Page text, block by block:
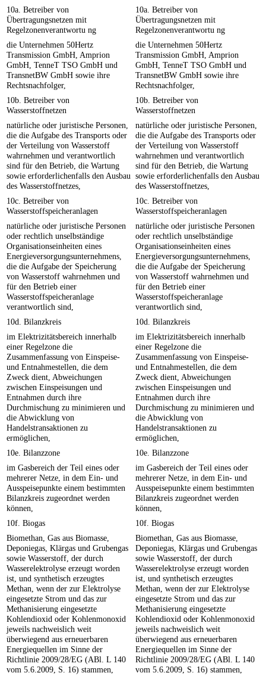
10a. Betreiber von
Übertragungsnetzen mit
Regelzonenverantwortu ng
10a. Betreiber von
Übertragungsnetzen mit
Regelzonenverantwortu ng
die Unternehmen 50Hertz
Transmission GmbH, Amprion
GmbH, TenneT TSO GmbH und
TransnetBW GmbH sowie ihre
Rechtsnachfolger,
die Unternehmen 50Hertz
Transmission GmbH, Amprion
GmbH, TenneT TSO GmbH und
TransnetBW GmbH sowie ihre
Rechtsnachfolger,
10b. Betreiber von
Wasserstoffnetzen
10b. Betreiber von
Wasserstoffnetzen
natürliche oder juristische Personen,
die die Aufgabe des Transports oder
der Verteilung von Wasserstoff
wahrnehmen und verantwortlich
sind für den Betrieb, die Wartung
sowie erforderlichenfalls den Ausbau
des Wasserstoffnetzes,
natürliche oder juristische Personen,
die die Aufgabe des Transports oder
der Verteilung von Wasserstoff
wahrnehmen und verantwortlich
sind für den Betrieb, die Wartung
sowie erforderlichenfalls den Ausbau
des Wasserstoffnetzes,
10c. Betreiber von
Wasserstoffspeicheranlagen
10c. Betreiber von
Wasserstoffspeicheranlagen
natürliche oder juristische Personen
oder rechtlich unselbständige
Organisationseinheiten eines
Energieversorgungsunternehmens,
die die Aufgabe der Speicherung
von Wasserstoff wahrnehmen und
für den Betrieb einer
Wasserstoffspeicheranlage
verantwortlich sind,
natürliche oder juristische Personen
oder rechtlich unselbständige
Organisationseinheiten eines
Energieversorgungsunternehmens,
die die Aufgabe der Speicherung
von Wasserstoff wahrnehmen und
für den Betrieb einer
Wasserstoffspeicheranlage
verantwortlich sind,
10d. Bilanzkreis
10d. Bilanzkreis
im Elektrizitätsbereich innerhalb
einer Regelzone die
Zusammenfassung von Einspeise-
und Entnahmestellen, die dem
Zweck dient, Abweichungen
zwischen Einspeisungen und
Entnahmen durch ihre
Durchmischung zu minimieren und
die Abwicklung von
Handelstransaktionen zu
ermöglichen,
im Elektrizitätsbereich innerhalb
einer Regelzone die
Zusammenfassung von Einspeise-
und Entnahmestellen, die dem
Zweck dient, Abweichungen
zwischen Einspeisungen und
Entnahmen durch ihre
Durchmischung zu minimieren und
die Abwicklung von
Handelstransaktionen zu
ermöglichen,
10e. Bilanzzone
10e. Bilanzzone
im Gasbereich der Teil eines oder
mehrerer Netze, in dem Ein- und
Ausspeisepunkte einem bestimmten
Bilanzkreis zugeordnet werden
können,
im Gasbereich der Teil eines oder
mehrerer Netze, in dem Ein- und
Ausspeisepunkte einem bestimmten
Bilanzkreis zugeordnet werden
können,
10f. Biogas
10f. Biogas
Biomethan, Gas aus Biomasse,
Deponiegas, Klärgas und Grubengas
sowie Wasserstoff, der durch
Wasserelektrolyse erzeugt worden
ist, und synthetisch erzeugtes
Methan, wenn der zur Elektrolyse
eingesetzte Strom und das zur
Methanisierung eingesetzte
Kohlendioxid oder Kohlenmonoxid
jeweils nachweislich weit
überwiegend aus erneuerbaren
Energiequellen im Sinne der
Richtlinie 2009/28/EG (ABl. L 140
vom 5.6.2009, S. 16) stammen,
Biomethan, Gas aus Biomasse,
Deponiegas, Klärgas und Grubengas
sowie Wasserstoff, der durch
Wasserelektrolyse erzeugt worden
ist, und synthetisch erzeugtes
Methan, wenn der zur Elektrolyse
eingesetzte Strom und das zur
Methanisierung eingesetzte
Kohlendioxid oder Kohlenmonoxid
jeweils nachweislich weit
überwiegend aus erneuerbaren
Energiequellen im Sinne der
Richtlinie 2009/28/EG (ABl. L 140
vom 5.6.2009, S. 16) stammen,